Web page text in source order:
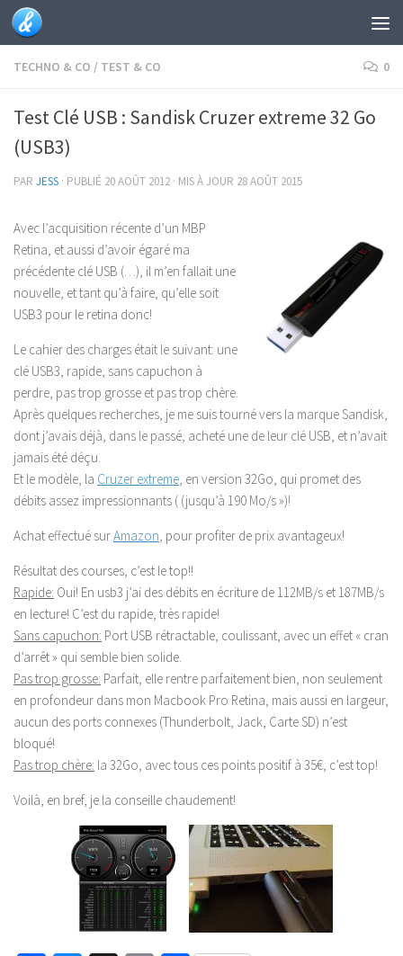
Skip to content
TECHNO & CO / TEST & CO 0
Test Clé USB : Sandisk Cruzer extreme 32 Go
(USB3)
PAR JESS · PUBLIÉ 20 AOÛT 2012 · MIS À JOUR 28 AOÛT 2015
Avec l’acquisition récente d’un MBP
Retina, et aussi d’avoir égaré ma
précédente clé USB (…), il m’en fallait une
nouvelle, et tant qu’à faire, qu’elle soit
USB3 pour le retina donc!
Le cahier des charges était le suivant: une
clé USB3, rapide, sans capuchon à
perdre, pas trop grosse et pas trop chère.
Après quelques recherches, je me suis tourné vers la marque Sandisk,
dont j’avais déjà, dans le passé, acheté une de leur clé USB, et n’avait
jamais été déçu.
Et le modèle, la Cruzer extreme, en version 32Go, qui promet des
débits assez impressionnants ( (jusqu’à 190 Mo/s »)!
Achat effectué surAmazon, pour profiter de prix avantageux!
Résultat des courses, c’est le top!!
Rapide: Oui! En usb3 j’ai des débits en écriture de 112MB/s et 187MB/s
en lecture! C’est du rapide, très rapide!
Sans capuchon: Port USB rétractable, coulissant, avec un effet « cran
d’arrêt » qui semble bien solide.
Pas trop grosse: Parfait, elle rentre parfaitement bien, non seulement
en profondeur dans mon Macbook Pro Retina, mais aussi en largeur,
aucun des ports connexes (Thunderbolt, Jack, Carte SD) n’est
bloqué!
Pas trop chère: la 32Go, avec tous ces points positif à 35€, c’est top!
Voilà, en bref, je la conseille chaudement!